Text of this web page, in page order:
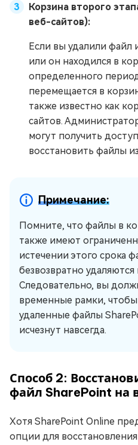
Корзина второго
веб-сайтов):
Если вы удалили файл
или он находился в
определенного
перемещается в
также известно как
сайтов.
могут получить
восстановить файлы
Примечание:
Помните, что файлы в
также имеют
истечении этого срока
безвозвратно
Следовательно, вы
временные рамки, чтобы
удаленные файлы
исчезнут навсегда.
Способ 2:
файл SharePoint на
Хотя SharePoint Online
опции для